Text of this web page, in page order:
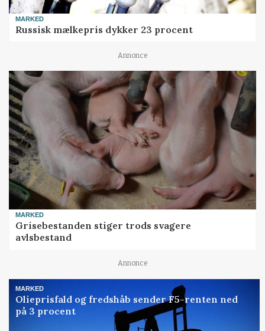
MARKED
Russisk mælkepris dykker 23 procent
Annonce
MARKED
Grisebestanden stiger trods svagere
avlsbestand
Annonce
MARKED
Olieprisfald og fredshåb sender F5-renten ned
på 3 procent